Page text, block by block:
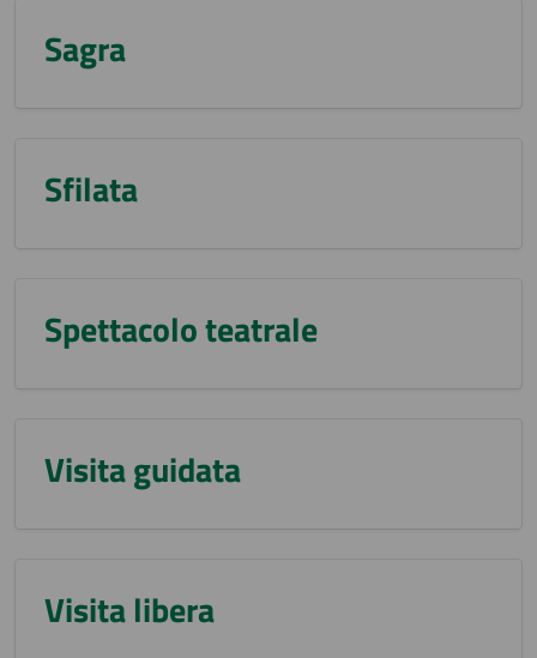
Sagra
Sfilata
Spettacolo teatrale
Visita guidata
Visita libera